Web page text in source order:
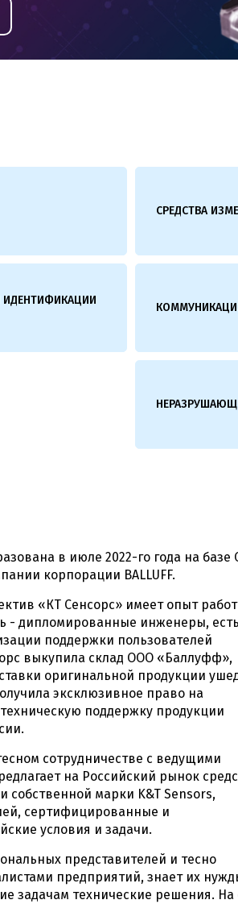
СРЕДСТВА
в июле 2022-го года на базе
корпорации BALLUFF.
«КТ Сенсорс» имеет опыт
- дипломированные инженеры,
поддержки пользователей
выкупила склад ООО «Баллуфф»,
оригинальной продукции
эксклюзивное право на
поддержку продукции
сотрудничестве с ведущими
на Российский рынок
собственной марки K&T Sensors,
сертифицированные и
условия и задачи.
представителей и тесно
предприятий, знает их
задачам технические решения. На